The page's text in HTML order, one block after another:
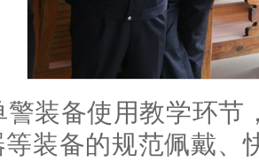
警装备使用教学环节
等装备的规范佩戴、